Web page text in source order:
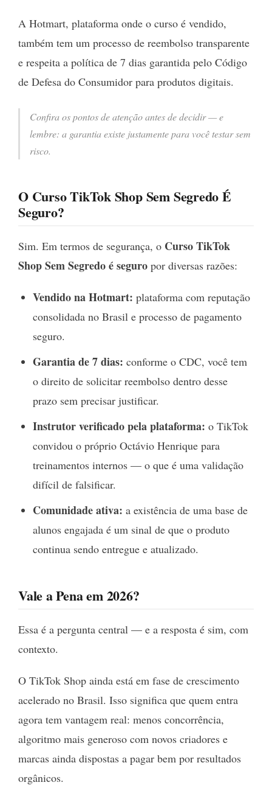
A Hotmart, plataforma onde o curso é vendido,
também tem um processo de reembolso transparente
e respeita a política de 7 dias garantida pelo Código
de Defesa do Consumidor para produtos digitais.
Confira os pontos de atenção antes de decidir — e
lembre: a garantia existe justamente para você testar sem
risco.
O Curso TikTok Shop Sem Segredo É
Seguro?
Sim. Em termos de segurança, o Curso TikTok
Shop Sem Segredo é seguro por diversas razões:
Vendido na Hotmart: plataforma com reputação
consolidada no Brasil e processo de pagamento
seguro.
Garantia de 7 dias: conforme o CDC, você tem
o direito de solicitar reembolso dentro desse
prazo sem precisar justificar.
Instrutor verificado pela plataforma: o TikTok
convidou o próprio Octávio Henrique para
treinamentos internos — o que é uma validação
difícil de falsificar.
Comunidade ativa: a existência de uma base de
alunos engajada é um sinal de que o produto
continua sendo entregue e atualizado.
Vale a Pena em 2026?
Essa é a pergunta central — e a resposta é sim, com
contexto.
O TikTok Shop ainda está em fase de crescimento
acelerado no Brasil. Isso significa que quem entra
agora tem vantagem real: menos concorrência,
algoritmo mais generoso com novos criadores e
marcas ainda dispostas a pagar bem por resultados
orgânicos.